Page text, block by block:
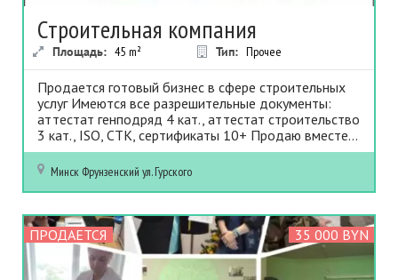
Строительная компания
Площадь: 45 m² Тип: Прочее
Продается готовый бизнес в сфере строительных
услуг Имеются все разрешительные документы:
аттестат генподряд 4 кат., аттестат строительство
3 кат., ISO, СТК, сертификаты 10+ Продаю вместе...
Минск Фрунзенский ул. Гурского
ПРОДАЕТСЯ 35 000 BYN